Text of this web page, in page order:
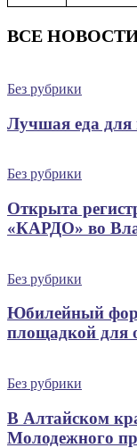
ВСЕ
Без рубрики
Лучшая еда для
Без рубрики
Открыта
«КАРДО» во
Без рубрики
Юбилейный
площадкой для
Без рубрики
В Алтайском
Молодежного